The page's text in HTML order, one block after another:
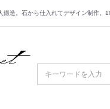
造。石から仕入れてデザイン制作。
公式サ